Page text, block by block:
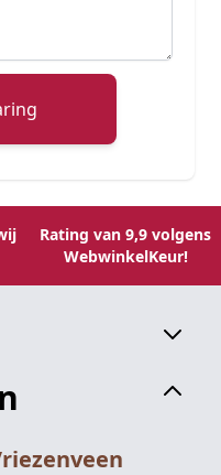
Rating van 9,9 volgens
WebwinkelKeur!